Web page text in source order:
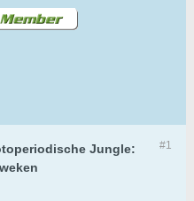
#1
Jungle: